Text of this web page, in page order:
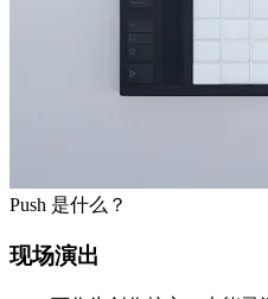
Push 是什么？
现场演出